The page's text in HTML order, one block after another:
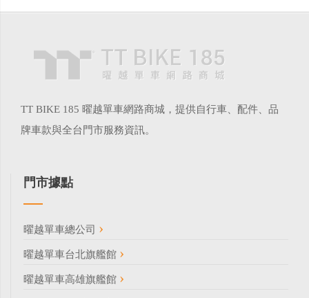
TT BIKE 185 曜越單車網路商城，提供自行車、配件、品
牌車款與全台門市服務資訊。
門市據點
曜越單車總公司
曜越單車台北旗艦館
曜越單車高雄旗艦館